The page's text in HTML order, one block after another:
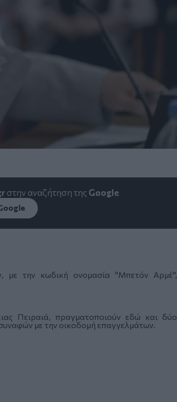
στην αναζήτηση της Google
την κωδική ονομασία "Μπετόν Αρμέ",
Πειραιά, πραγματοποιούν εδώ και δύο
με την οικοδομή επαγγελμάτων.